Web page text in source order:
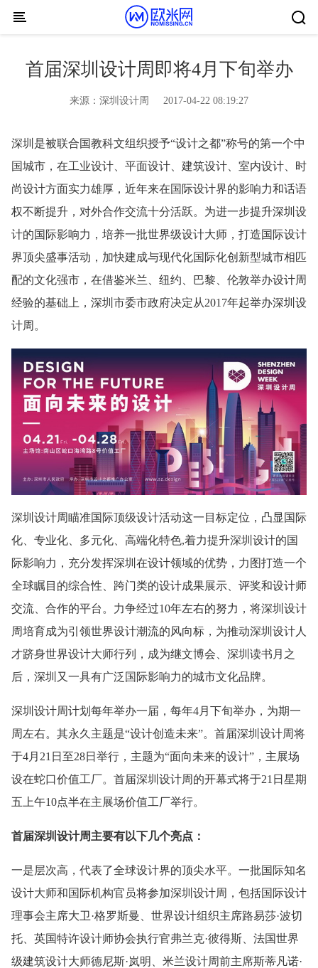
Skip to content
首届深圳设计周即将4月下旬举办
来源： 深圳设计周 2017-04-22 08:19:27
深圳是被联合国教科文组织授予“设计之都”称号的第一个中
国城市，在工业设计、平面设计、建筑设计、室内设计、时
尚设计方面实力雄厚，近年来在国际设计界的影响力和话语
权不断提升，对外合作交流十分活跃。为进一步提升深圳设
计的国际影响力，培养一批世界级设计大师，打造国际设计
界顶尖盛事活动，加快建成与现代化国际化创新型城市相匹
配的文化强市，在借鉴米兰、纽约、巴黎、伦敦举办设计周
经验的基础上，深圳市委市政府决定从2017年起举办深圳设
计周。
深圳设计周瞄准国际顶级设计活动这一目标定位，凸显国际
化、专业化、多元化、高端化特色,着力提升深圳设计的国
际影响力，充分发挥深圳在设计领域的优势，力图打造一个
全球瞩目的综合性、跨门类的设计成果展示、评奖和设计师
交流、合作的平台。力争经过10年左右的努力，将深圳设计
周培育成为引领世界设计潮流的风向标，为推动深圳设计人
才跻身世界设计大师行列，成为继文博会、深圳读书月之
后，深圳又一具有广泛国际影响力的城市文化品牌。
深圳设计周计划每年举办一届，每年4月下旬举办，为期一
周左右。其永久主题是“设计创造未来”。首届深圳设计周将
于4月21日至28日举行，主题为“面向未来的设计”，主展场
设在蛇口价值工厂。首届深圳设计周的开幕式将于21日星期
五上午10点半在主展场价值工厂举行。
首届深圳设计周主要有以下几个亮点：
一是层次高，代表了全球设计界的顶尖水平。一批国际知名
设计大师和国际机构官员将参加深圳设计周，包括国际设计
理事会主席大卫·格罗斯曼、世界设计组织主席路易莎·波切
托、英国特许设计师协会执行官弗兰克·彼得斯、法国世界
级建筑设计大师德尼斯·岚明、米兰设计周前主席斯蒂凡诺·